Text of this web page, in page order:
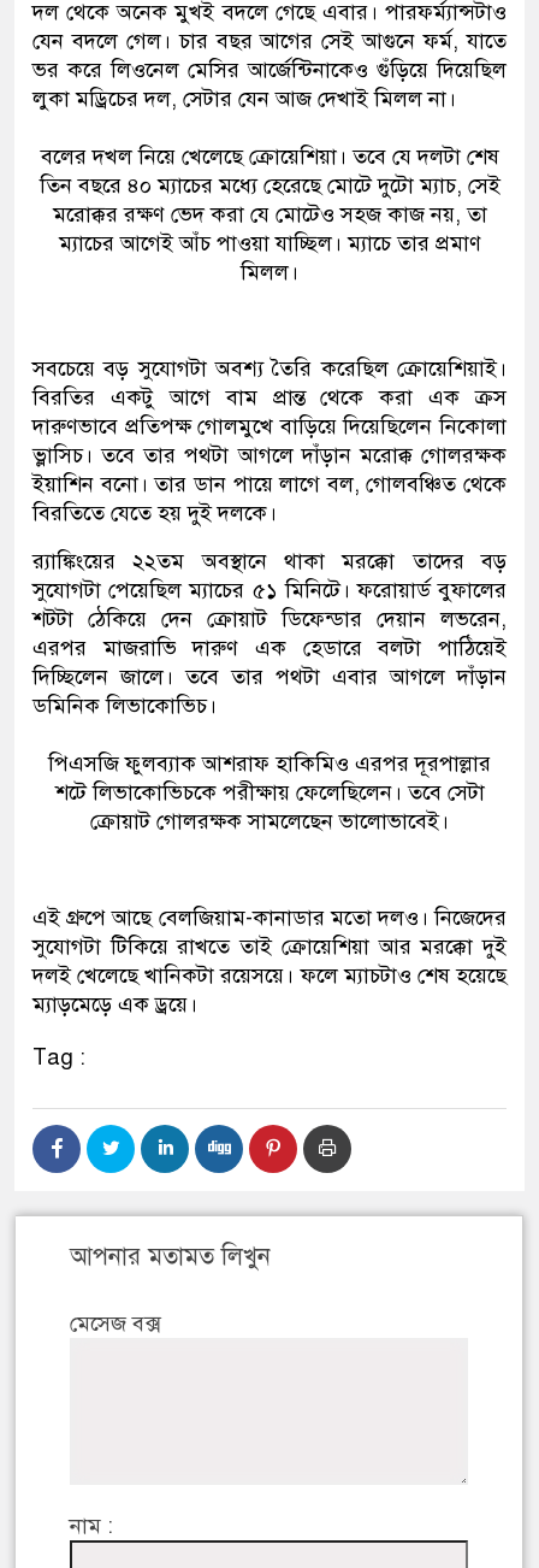
দল থেকে অনেক মুখই বদলে গেছে এবার। পারফর্ম্যান্সটাও
যেন বদলে গেল। চার বছর আগের সেই আগুনে ফর্ম, যাতে
ভর করে লিওনেল মেসির আর্জেন্টিনাকেও গুঁড়িয়ে দিয়েছিল
লুকা মড্রিচের দল, সেটার যেন আজ দেখাই মিলল না।
বলের দখল নিয়ে খেলেছে ক্রোয়েশিয়া। তবে যে দলটা শেষ
তিন বছরে ৪০ ম্যাচের মধ্যে হেরেছে মোটে দুটো ম্যাচ, সেই
মরোক্কর রক্ষণ ভেদ করা যে মোটেও সহজ কাজ নয়, তা
ম্যাচের আগেই আঁচ পাওয়া যাচ্ছিল। ম্যাচে তার প্রমাণ
মিলল।
সবচেয়ে বড় সুযোগটা অবশ্য তৈরি করেছিল ক্রোয়েশিয়াই।
বিরতির একটু আগে বাম প্রান্ত থেকে করা এক ক্রস
দারুণভাবে প্রতিপক্ষ গোলমুখে বাড়িয়ে দিয়েছিলেন নিকোলা
ভ্লাসিচ। তবে তার পথটা আগলে দাঁড়ান মরোক্ক গোলরক্ষক
ইয়াশিন বনো। তার ডান পায়ে লাগে বল, গোলবঞ্চিত থেকে
বিরতিতে যেতে হয় দুই দলকে।
র‍্যাঙ্কিংয়ের ২২তম অবস্থানে থাকা মরক্কো তাদের বড়
সুযোগটা পেয়েছিল ম্যাচের ৫১ মিনিটে। ফরোয়ার্ড বুফালের
শটটা ঠেকিয়ে দেন ক্রোয়াট ডিফেন্ডার দেয়ান লভরেন,
এরপর মাজরাভি দারুণ এক হেডারে বলটা পাঠিয়েই
দিচ্ছিলেন জালে। তবে তার পথটা এবার আগলে দাঁড়ান
ডমিনিক লিভাকোভিচ।
পিএসজি ফুলব্যাক আশরাফ হাকিমিও এরপর দূরপাল্লার
শটে লিভাকোভিচকে পরীক্ষায় ফেলেছিলেন। তবে সেটা
ক্রোয়াট গোলরক্ষক সামলেছেন ভালোভাবেই।
এই গ্রুপে আছে বেলজিয়াম-কানাডার মতো দলও। নিজেদের
সুযোগটা টিকিয়ে রাখতে তাই ক্রোয়েশিয়া আর মরক্কো দুই
দলই খেলেছে খানিকটা রয়েসয়ে। ফলে ম্যাচটাও শেষ হয়েছে
ম্যাড়মেড়ে এক ড্রয়ে।
Tag :
আপনার মতামত লিখুন
মেসেজ বক্স
নাম :